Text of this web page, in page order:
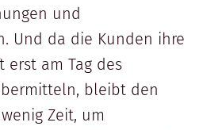
und
Und da die Kunden ihre
erst am Tag des
bleibt den
Zeit, um